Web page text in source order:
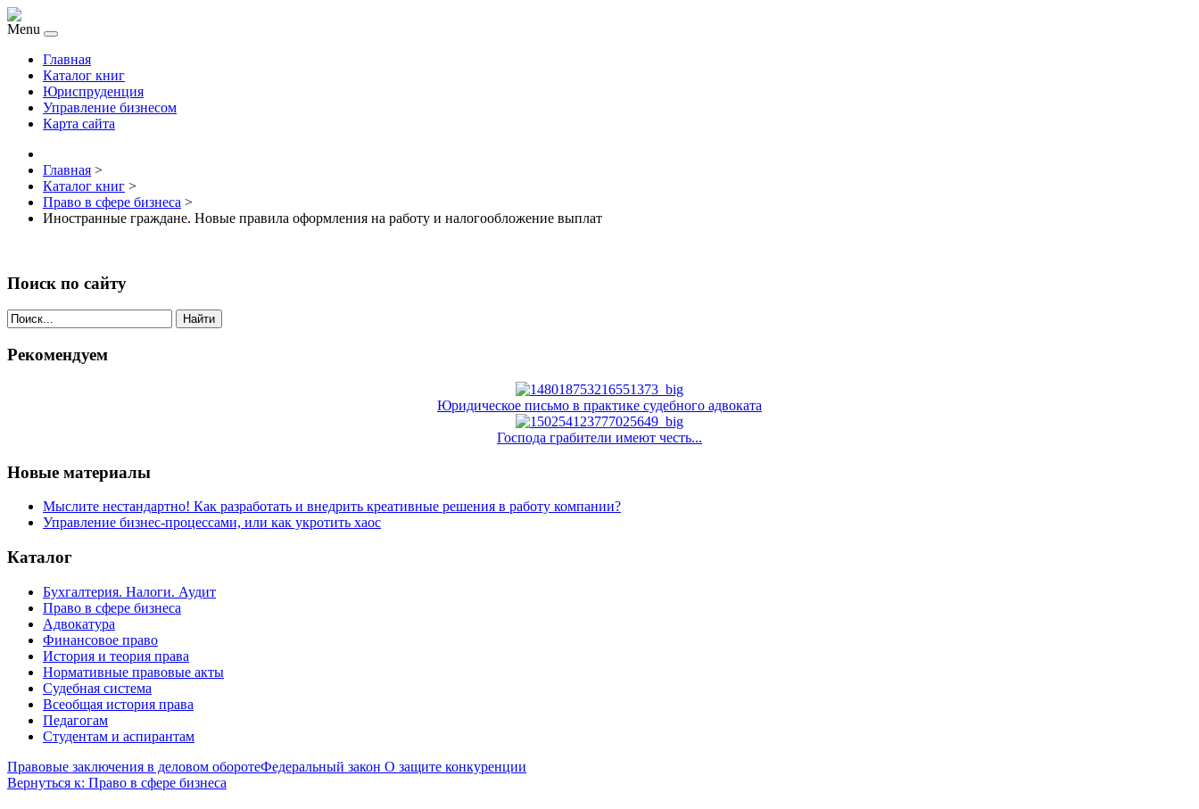
Menu
Главная
Каталог книг
Юриспруденция
Управление бизнесом
Карта сайта
Главная >
Каталог книг >
Право в сфере бизнеса >
Иностранные граждане. Новые правила оформления на работу и налогообложение выплат
Поиск по сайту
Найти
Рекомендуем
Юридическое письмо в практике судебного адвоката
Господа грабители имеют честь...
Новые материалы
Мыслите нестандартно! Как разработать и внедрить креативные решения в работу компании?
Управление бизнес-процессами, или как укротить хаос
Каталог
Бухгалтерия. Налоги. Аудит
Право в сфере бизнеса
Адвокатура
Финансовое право
История и теория права
Нормативные правовые акты
Судебная система
Всеобщая история права
Педагогам
Студентам и аспирантам
Правовые заключения в деловом оборотеФедеральный закон О защите конкуренции
Вернуться к: Право в сфере бизнеса